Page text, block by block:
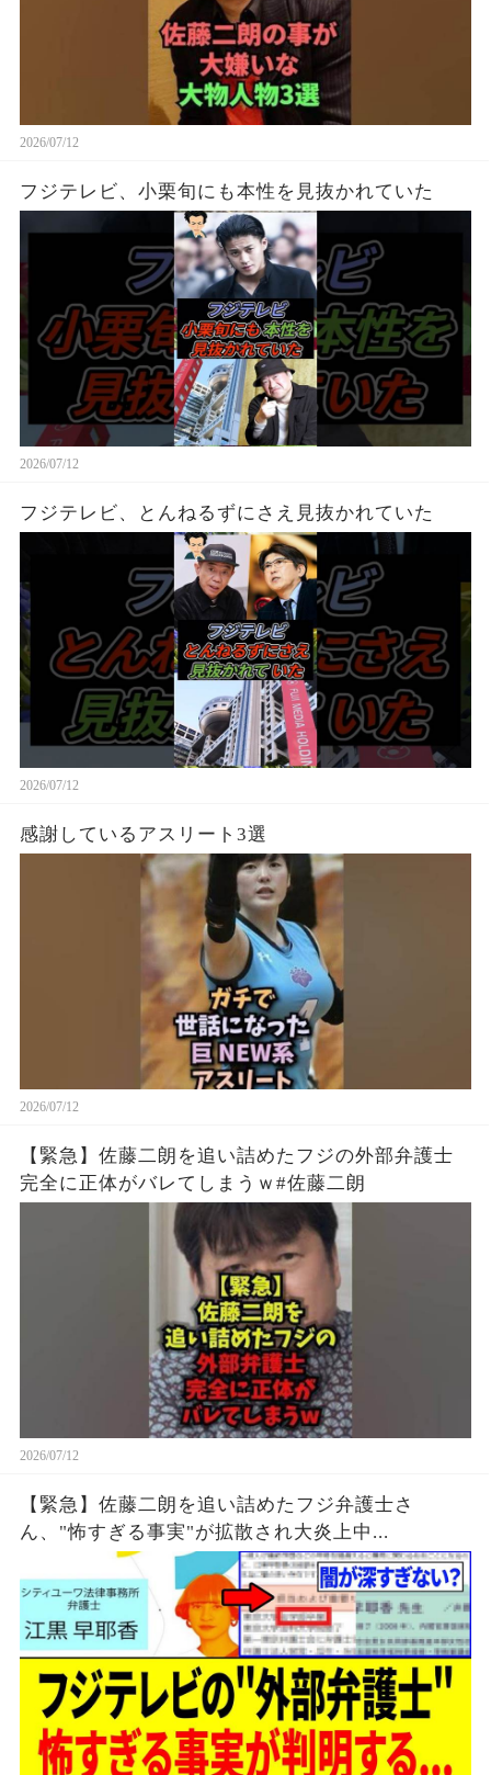
2026/07/12
フジテレビ、小栗旬にも本性を見抜かれていた
2026/07/12
フジテレビ、とんねるずにさえ見抜かれていた
2026/07/12
感謝しているアスリート3選
2026/07/12
【緊急】佐藤二朗を追い詰めたフジの外部弁護士
完全に正体がバレてしまうｗ#佐藤二朗
2026/07/12
【緊急】佐藤二朗を追い詰めたフジ弁護士さ
ん、"怖すぎる事実"が拡散され大炎上中...